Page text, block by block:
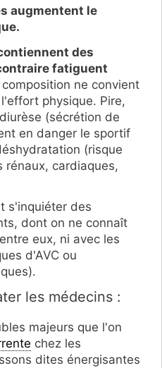
augmentent le
des
fatiguent
ne convient
physique. Pire,
(sécrétion de
en danger le sportif
(risque
rénaux, cardiaques,
s'inquiéter des
dont on ne connaît
eux, ni avec les
d'AVC ou
les médecins :
majeurs que l'on
chez les
dites énergisantes